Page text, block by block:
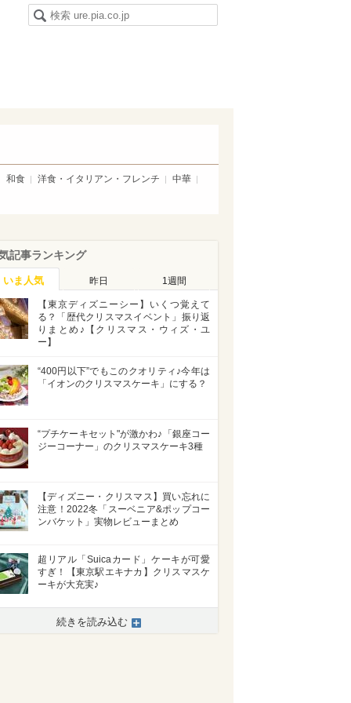
和食 洋食・イタリアン・フレンチ 中華
記事ランキング
いま人気 昨日 1週間
【東京ディズニーシー】いくつ覚えて
る？「歴代クリスマスイベント」振り返
りまとめ♪【クリスマス・ウィズ・ユ
ー】
“400円以下”でもこのクオリティ♪今年は
「イオンのクリスマスケーキ」にする？
“プチケーキセット"が激かわ♪「銀座コー
ジーコーナー」のクリスマスケーキ3種
【ディズニー・クリスマス】買い忘れに
注意！2022冬「スーベニア&ポップコー
ンバケット」実物レビューまとめ
超リアル「Suicaカード」ケーキが可愛
すぎ！【東京駅エキナカ】クリスマスケ
ーキが大充実♪
続きを読み込む